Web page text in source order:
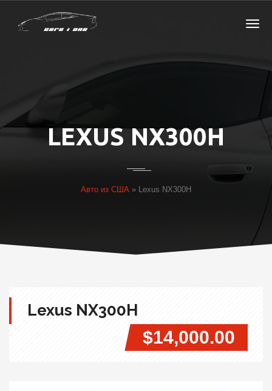
LEXUS NX300H
Авто из США » Lexus NX300H
Lexus NX300H
$14,000.00